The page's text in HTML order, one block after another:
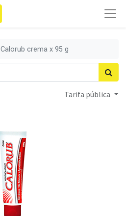
Calorub crema x 95 g
Tarifa pública